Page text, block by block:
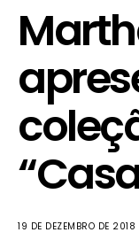
19 DE DEZEMBRO DE 2018